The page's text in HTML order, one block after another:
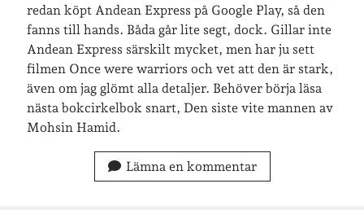
redan köpt Andean Express på Google Play, så den
fanns till hands. Båda går lite segt, dock. Gillar inte
Andean Express särskilt mycket, men har ju sett
filmen Once were warriors och vet att den är stark,
även om jag glömt alla detaljer. Behöver börja läsa
nästa bokcirkelbok snart, Den siste vite mannen av
Mohsin Hamid.
Lämna en kommentar